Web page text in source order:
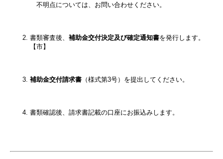
不明点については、お問い合わせください。
書類審査後、 補助金交付決定及び確定通知書を発行します。
【市】
補助金交付請求書 （様式第3号）を提出してください。
書類確認後、請求書記載の口座にお振込みします。